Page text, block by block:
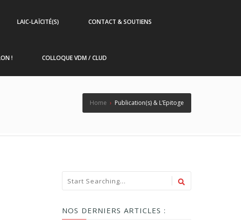
LAIC-LAÏCITÉ(S) CONTACT & SOUTIENS
! COLLOQUE VDM / CLUD
Home › Publication(s) & L’Epitoge
NOS DERNIERS ARTICLES :